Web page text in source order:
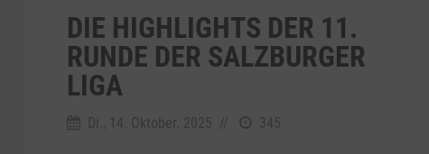
DIE HIGHLIGHTS DER 11.
RUNDE DER SALZBURGER
LIGA
Di., 14. Oktober. 2025 // 345